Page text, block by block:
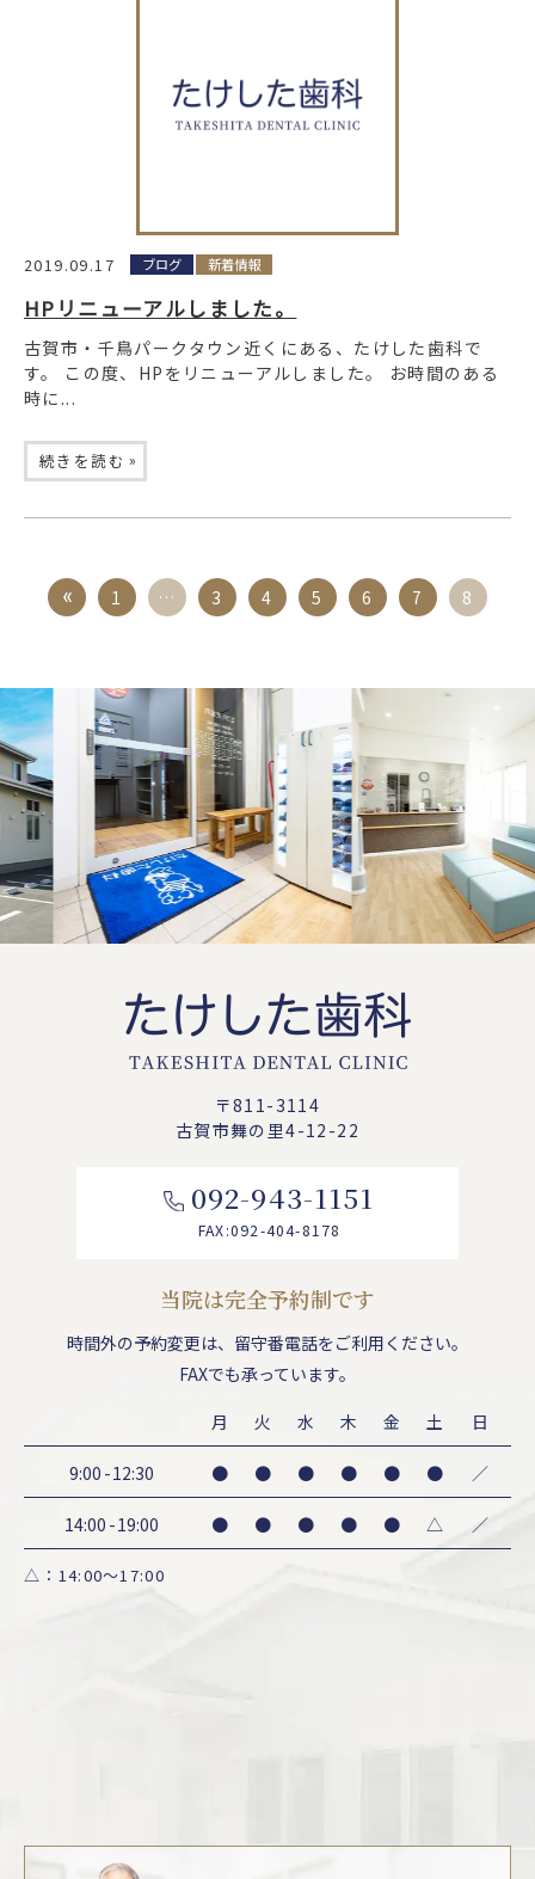
2019.09.17 ブログ 新着情報
HPリニューアルしました。
古賀市・千鳥パークタウン近くにある、たけした歯科で
す。 この度、HPをリニューアルしました。 お時間のある
時に...
続きを読む »
1 … 3 4 5 6 7 8
Previous Next
〒811-3114
古賀市舞の里4-12-22
092-943-1151
FAX:092-404-8178
当院は完全予約制です
時間外の予約変更は、 留守番電話をご利用ください。
FAXでも承っています。
月
火 水 木 金 土 日
9:00 -12:30 ● ● ● ● ● ● ／
14:00 -19:00 ● ● ● ● ● △ ／
△：14:00～17:00